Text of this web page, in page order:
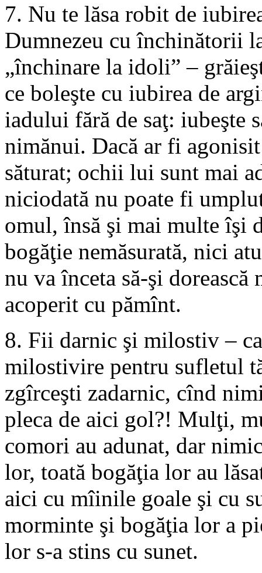
7. Nu te lăsa robit de
Dumnezeu cu închinătorii
„închinare la idoli” –
ce boleşte cu iubirea de
iadului fără de saţ: iubeşte
nimănui. Dacă ar fi
săturat; ochii lui sunt mai
niciodată nu poate fi
omul, însă şi mai multe îşi
bogăţie nemăsurată, nici
nu va înceta să-şi
acoperit cu pămînt.
8. Fii darnic şi milostiv –
milostivire pentru sufletul
zgîrceşti zadarnic, cînd
pleca de aici gol?! Mulţi,
comori au adunat, dar
lor, toată bogăţia lor au
aici cu mîinile goale şi cu
morminte şi bogăţia lor a
lor s-a stins cu sunet.